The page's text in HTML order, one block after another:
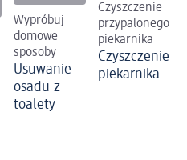
Wypróbuj
domowe
sposoby
Usuwanie
osadu z
toalety
Czyszczenie
przypalonego
piekarnika
Czyszczenie
piekarnika